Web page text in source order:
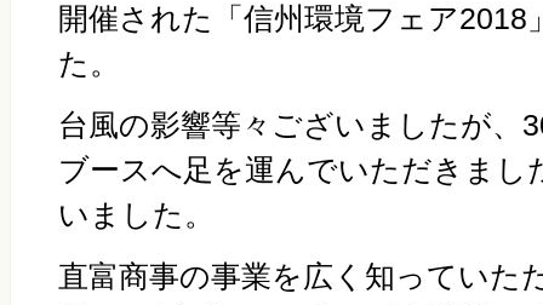
開催された「信州環境フェア2018
た。
台風の影響等々ございましたが、
ブースへ足を運んでいただきまし
いました。
直富商事の事業を広く知っていた